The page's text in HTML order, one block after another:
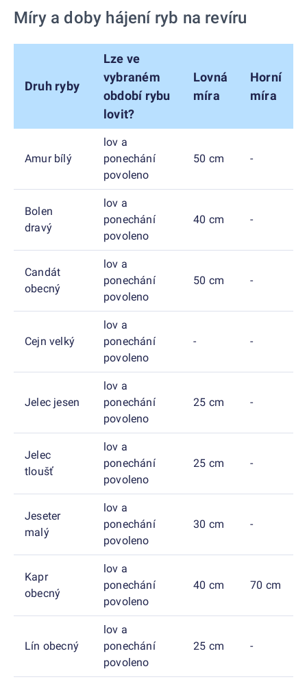
Míry a doby hájení ryb na revíru
Druh ryby
Lze ve
vybraném
období rybu
lovit?
Lovná
míra
Horní
míra
Amur bílý
lov a
ponechání
povoleno
50 cm -
Bolen
dravý
lov a
ponechání
povoleno
40 cm -
Candát
obecný
lov a
ponechání
povoleno
50 cm -
Cejn velký
lov a
ponechání
povoleno
- -
Jelec jesen
lov a
ponechání
povoleno
25 cm -
Jelec
tloušť
lov a
ponechání
povoleno
25 cm -
Jeseter
malý
lov a
ponechání
povoleno
30 cm -
Kapr
obecný
lov a
ponechání
povoleno
40 cm 70 cm
Lín obecný
lov a
ponechání
povoleno
25 cm -